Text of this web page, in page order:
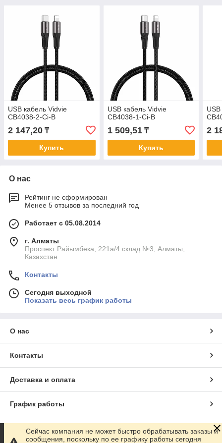
USB кабель Vidvie
CB4038-2-Ci-B
2 147,20 ₸
Купить
USB кабель Vidvie
CB4038-1-Ci-B
1 509,51₸
Купить
2
О нас
Рейтинг не сформирован
Менее 5 отзывов за последний год
Работает с 05.08.2014
г. Алматы
Проспект Райымбека, 221а/4 склад №3, Алматы,
Казахстан
Контакты
Сегодня выходной
Показать весь график работы
О нас
Контакты
Доставка и оплата
График работы
Полная версия сайта
Сейчас компания не может быстро обрабатывать заказы и
сообщения, поскольку по ее графику работы сегодня